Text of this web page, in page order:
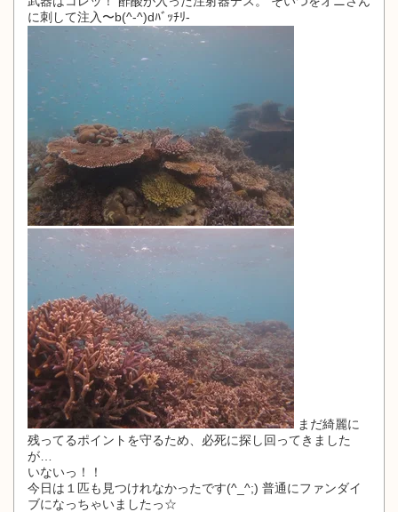
に刺して注入〜b(^-^)dﾊﾞｯﾁﾘ-
まだ綺麗に
残ってるポイントを守るため、必死に探し回ってきました
が…
いないっ！！
今日は１匹も見つけれなかったです(^_^;) 普通にファンダイ
ブになっちゃいましたっ☆